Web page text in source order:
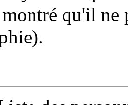
qu'il ne
).